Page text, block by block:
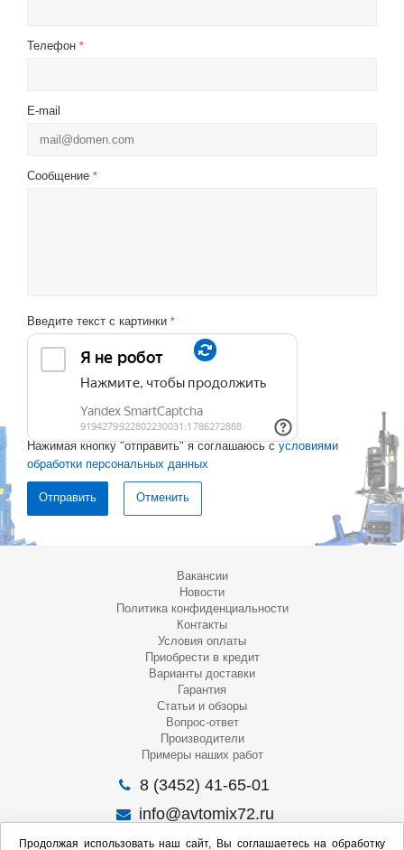
Телефон *
E-mail
Сообщение *
Введите текст с картинки *
Нажимая кнопку "отправить" я соглашаюсь с условиями
обработки персональных данных
Отменить
Вакансии
Новости
Политика конфиденциальности
Контакты
Условия оплаты
Приобрести в кредит
Варианты доставки
Гарантия
Статьи и обзоры
Вопрос-ответ
Производители
Примеры наших работ
8 (3452) 41-65-01
info@avtomix72.ru
г. Тюмень, ул. 50 лет Октября, 120
Продолжая использовать наш сайт, Вы соглашаетесь на обработку